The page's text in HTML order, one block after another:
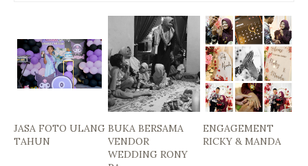
JASA FOTO ULANG
TAHUN
BUKA BERSAMA
VENDOR
WEDDING RONY
ENGAGEMENT
RICKY & MANDA